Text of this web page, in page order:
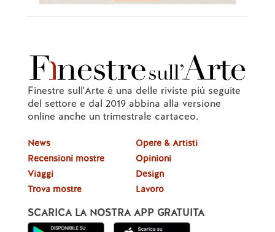
Finestre sull'Arte è una delle riviste più seguite
del settore e dal 2019 abbina alla versione
online anche un trimestrale cartaceo.
News
Recensioni mostre
Viaggi
Trova mostre
Opere & Artisti
Opinioni
Design
Lavoro
SCARICA LA NOSTRA APP GRATUITA